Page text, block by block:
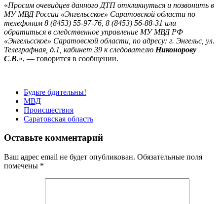
«Просим очевидцев данного ДТП откликнуться и позвонить в
МУ МВД России «Энгельсское» Саратовской области по
телефонам 8 (8453) 55-97-76, 8 (8453) 56-88-31 или
обратиться в следственное управление МУ МВД РФ
«Энгельсское» Саратовской области, по адресу: г. Энгельс, ул.
Телеграфная, д.1, кабинет 39 к следователю Никонорову
С.В.«, — говорится в сообщении.
Будьте бдительны!
МВД
Происшествия
Саратовская область
Оставьте комментарий
Ваш адрес email не будет опубликован. Обязательные поля
помечены *